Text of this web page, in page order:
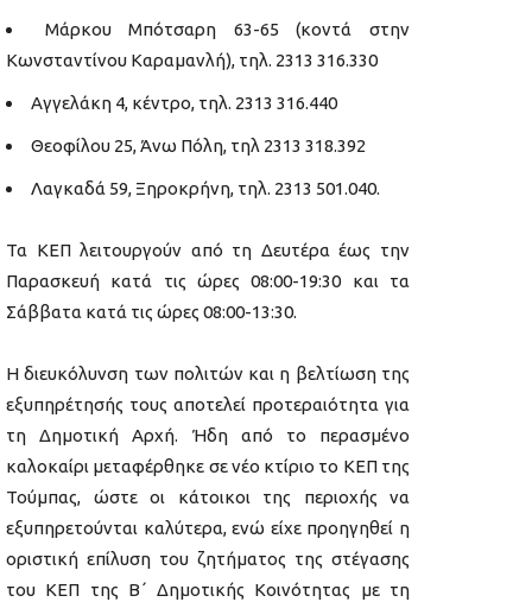
Μάρκου Μπότσαρη 63-65 (κοντά στην
Κωνσταντίνου Καραμανλή), τηλ. 2313 316.330
Αγγελάκη 4, κέντρο, τηλ. 2313 316.440
Θεοφίλου 25, Άνω Πόλη, τηλ 2313 318.392
Λαγκαδά 59, Ξηροκρήνη, τηλ. 2313 501.040.
Τα ΚΕΠ λειτουργούν από τη Δευτέρα έως την
Παρασκευή κατά τις ώρες 08:00-19:30 και τα
Σάββατα κατά τις ώρες 08:00-13:30.
Η διευκόλυνση των πολιτών και η βελτίωση της
εξυπηρέτησής τους αποτελεί προτεραιότητα για
τη Δημοτική Αρχή. Ήδη από το περασμένο
καλοκαίρι μεταφέρθηκε σε νέο κτίριο το ΚΕΠ της
Τούμπας, ώστε οι κάτοικοι της περιοχής να
εξυπηρετούνται καλύτερα, ενώ είχε προηγηθεί η
οριστική επίλυση του ζητήματος της στέγασης
του ΚΕΠ της Β΄ Δημοτικής Κοινότητας με τη